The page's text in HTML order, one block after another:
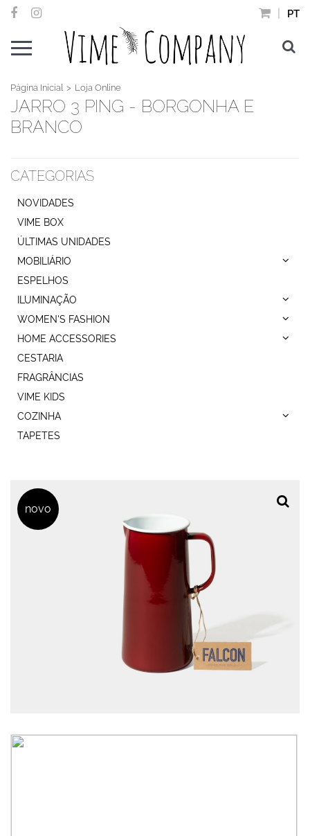
PT
Página Inicial Loja Online
JARRO 3 PING - BORGONHA E
BRANCO
CATEGORIAS
NOVIDADES
VIME BOX
ÚLTIMAS UNIDADES
MOBILIÁRIO
ESPELHOS
ILUMINAÇÃO
WOMEN'S FASHION
HOME ACCESSORIES
CESTARIA
FRAGRÂNCIAS
VIME KIDS
COZINHA
TAPETES
novo